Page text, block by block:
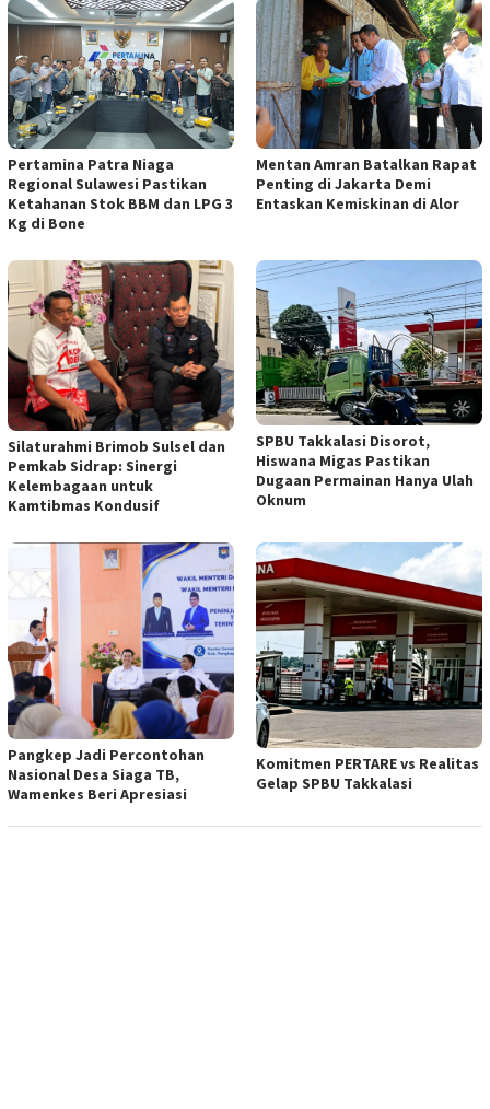
Pertamina Patra Niaga
Regional Sulawesi Pastikan
Ketahanan Stok BBM dan LPG 3
Kg di Bone
Mentan Amran Batalkan Rapat
Penting di Jakarta Demi
Entaskan Kemiskinan di Alor
Silaturahmi Brimob Sulsel dan
Pemkab Sidrap: Sinergi
Kelembagaan untuk
Kamtibmas Kondusif
SPBU Takkalasi Disorot,
Hiswana Migas Pastikan
Dugaan Permainan Hanya Ulah
Oknum
Pangkep Jadi Percontohan
Nasional Desa Siaga TB,
Wamenkes Beri Apresiasi
Komitmen PERTARE vs Realitas
Gelap SPBU Takkalasi